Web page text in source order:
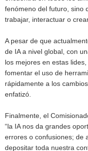
fenómeno del futuro, sino
trabajar, interactuar o
A pesar de que
de IA a nivel global, con
los mejores en estas
fomentar el uso de
rápidamente a los
enfatizó.
Finalmente, el
“la IA nos da grandes
errores o confusiones; de
depositar toda nuestra